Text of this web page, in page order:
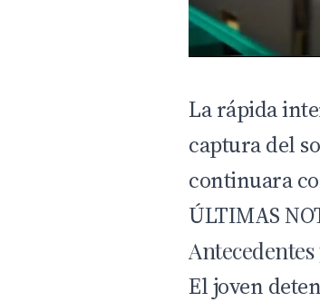
La rápida
captura del
continuara
ÚLTIMAS
El joven